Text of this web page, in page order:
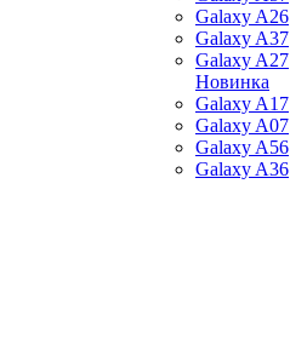
Galaxy A26
Galaxy A37
Galaxy A27
Новинка
Galaxy A17
Galaxy A07
Galaxy A56
Galaxy A36